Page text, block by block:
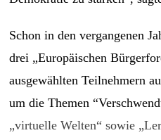
Schon in den vergangenen
drei „Europäischen
ausgewählten Teilnehmern
um die Themen
„virtuelle Welten“ sowie